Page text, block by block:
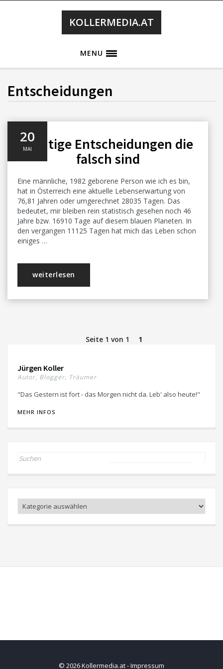
KOLLERMEDIA.AT
MENU
Entscheidungen
Richtige Entscheidungen die
falsch sind
20
MAI
Eine männliche, 1982 geborene Person wie ich es bin,
hat in Österreich eine aktuelle Lebenserwartung von
76,81 Jahren oder umgerechnet 28035 Tagen. Das
bedeutet, mir bleiben rein statistisch gesehen noch 46
Jahre bzw. 16910 Tage auf diesem blauen Planeten. In
den vergangen 11125 Tagen hat mich das Leben schon
einiges …
weiterlesen
Seite 1 von 1 1
Jürgen Koller
Autor, Blogger, Träumer
"Das Gestern ist fort - das Morgen nicht da. Leb' also heute!"
MEHR INFOS
Search
Kategorien
© 2026 Kollermedia.at -Impressum